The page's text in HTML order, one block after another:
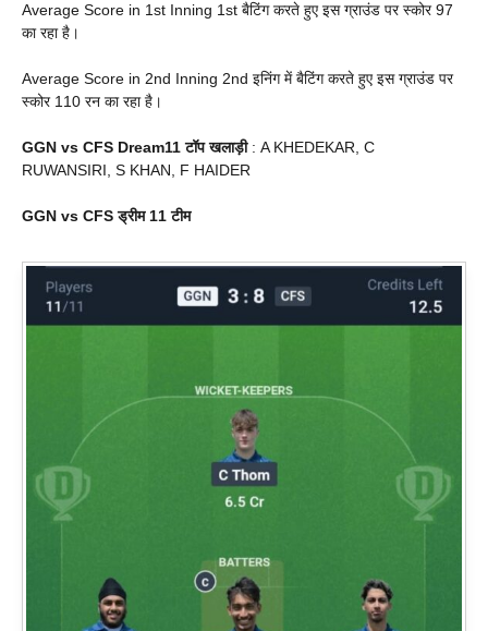
Average Score in 1st Inning 1st बैटिंग करते हुए इस ग्राउंड पर स्कोर 97
का रहा है।
Average Score in 2nd Inning 2nd इनिंग में बैटिंग करते हुए इस ग्राउंड पर
स्कोर 110 रन का रहा है।
GGN vs CFS Dream11 टॉप खलाड़ी: A KHEDEKAR, C
RUWANSIRI, S KHAN, F HAIDER
GGN vs CFS ड्रीम 11 टीम